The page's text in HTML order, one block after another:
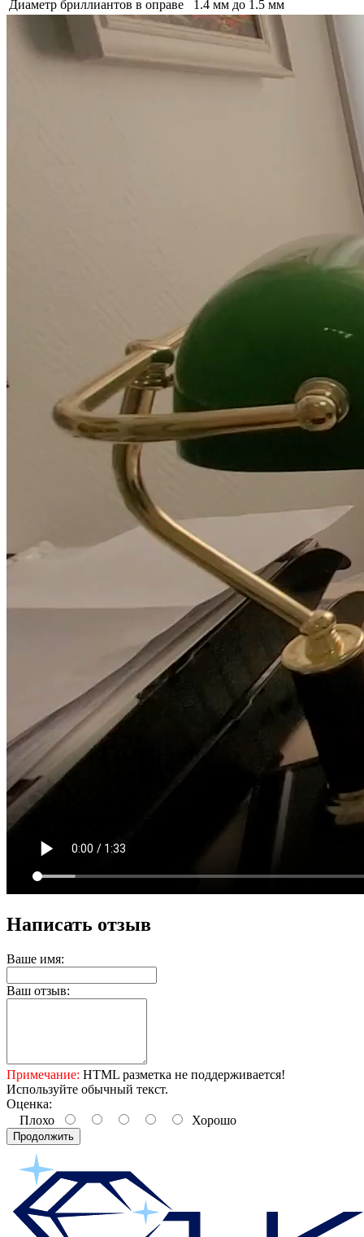
Диаметр бриллиантов в оправе 1.4 мм до 1.5 мм
Написать отзыв
Ваше имя:
Ваш отзыв:
Примечание: HTML разметка не поддерживается!
Используйте обычный текст.
Оценка:
Плохо
Хорошо
Продолжить